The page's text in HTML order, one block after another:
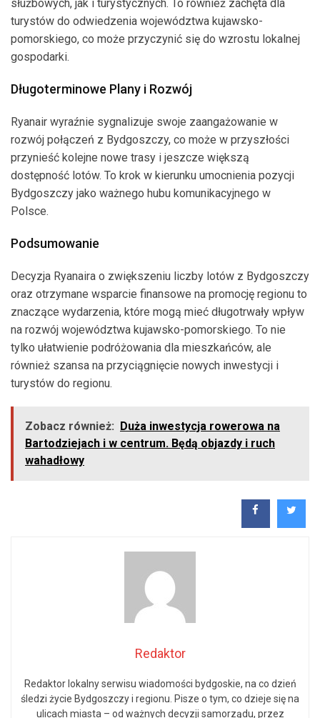
służbowych, jak i turystycznych. To również zachęta dla
turystów do odwiedzenia województwa kujawsko-
pomorskiego, co może przyczynić się do wzrostu lokalnej
gospodarki.
Długoterminowe Plany i Rozwój
Ryanair wyraźnie sygnalizuje swoje zaangażowanie w
rozwój połączeń z Bydgoszczy, co może w przyszłości
przynieść kolejne nowe trasy i jeszcze większą
dostępność lotów. To krok w kierunku umocnienia pozycji
Bydgoszczy jako ważnego hubu komunikacyjnego w
Polsce.
Podsumowanie
Decyzja Ryanaira o zwiększeniu liczby lotów z Bydgoszczy
oraz otrzymane wsparcie finansowe na promocję regionu to
znaczące wydarzenia, które mogą mieć długotrwały wpływ
na rozwój województwa kujawsko-pomorskiego. To nie
tylko ułatwienie podróżowania dla mieszkańców, ale
również szansa na przyciągnięcie nowych inwestycji i
turystów do regionu.
Zobacz również: Duża inwestycja rowerowa na
Bartodziejach i w centrum. Będą objazdy i ruch
wahadłowy
Redaktor
Redaktor lokalny serwisu wiadomości bydgoskie, na co dzień
śledzi życie Bydgoszczy i regionu. Pisze o tym, co dzieje się na
ulicach miasta – od ważnych decyzji samorządu, przez